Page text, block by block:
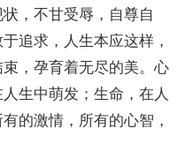
，不甘受辱，自尊自
追求，人生本应这样，
，孕育着无尽的美。心
生中萌发；生命，在人
的激情，所有的心智，